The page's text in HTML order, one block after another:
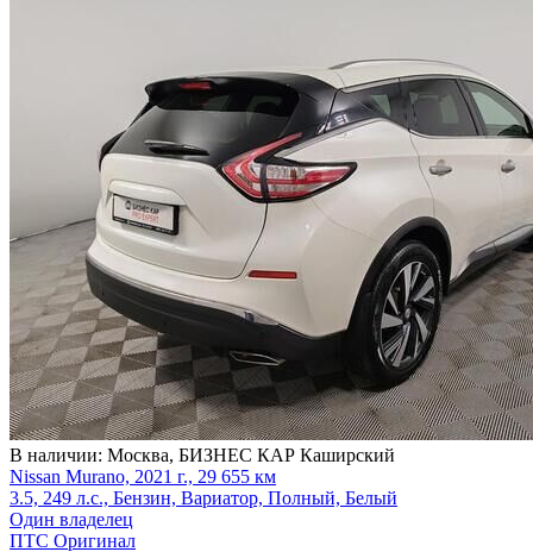
В наличии: Москва, БИЗНЕС КАР Каширский
Nissan Murano, 2021 г., 29 655 км
3.5, 249 л.с., Бензин, Вариатор, Полный, Белый
Один владелец
ПТС Оригинал